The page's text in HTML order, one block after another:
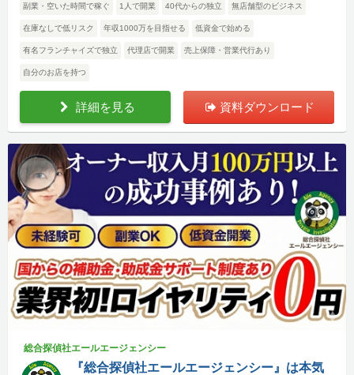
副業・空いた時間で稼ぐ 1人で開業 40代からの独立 無店舗型のビジネス
在庫なしで低リスク 年収1000万を目指せる 低資金で始める
有名フランチャイズで独立 代理店で開業 売上保障・営業代行あり
自分のお店を持つ
詳細を見る 資料ダウンロード
総合探偵社エールエージェンシー
『総合探偵社エールエージェンシー』は本気